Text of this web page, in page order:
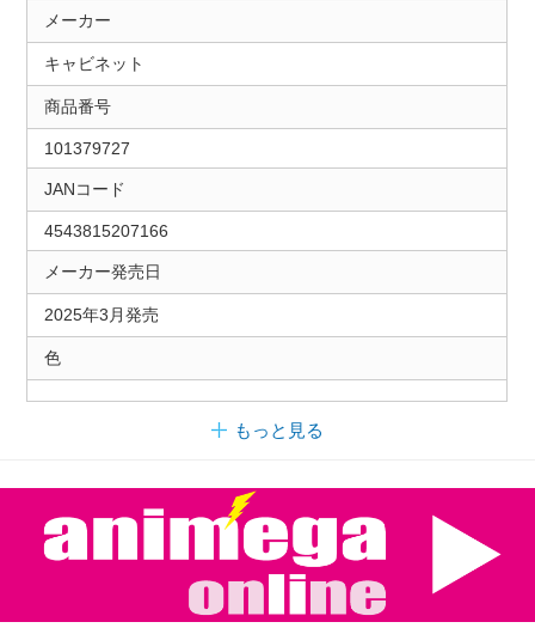
メーカー
キャビネット
商品番号
101379727
JANコード
4543815207166
メーカー発売日
2025年3月発売
色
もっと見る